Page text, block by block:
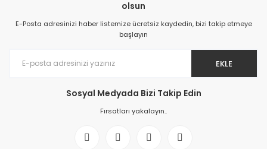
olsun
E-Posta adresinizi haber listemize ücretsiz kaydedin, bizi takip etmeye
başlayın
EKLE
Sosyal Medyada Bizi Takip Edin
Fırsatları yakalayın..